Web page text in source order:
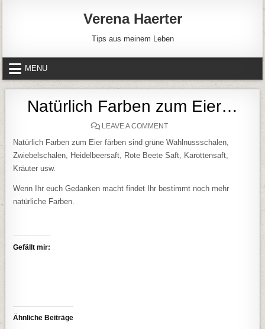
Verena Haerter
Tips aus meinem Leben
MENU
Natürlich Farben zum Eier…
LEAVE A COMMENTON NATÜRLICH FARBEN
Natürlich Farben zum Eier färben sind grüne Wahlnussschalen,
Zwiebelschalen, Heidelbeersaft, Rote Beete Saft, Karottensaft,
Kräuter usw.
Wenn Ihr euch Gedanken macht findet Ihr bestimmt noch mehr
natürliche Farben.
Gefällt mir:
Ähnliche Beiträge